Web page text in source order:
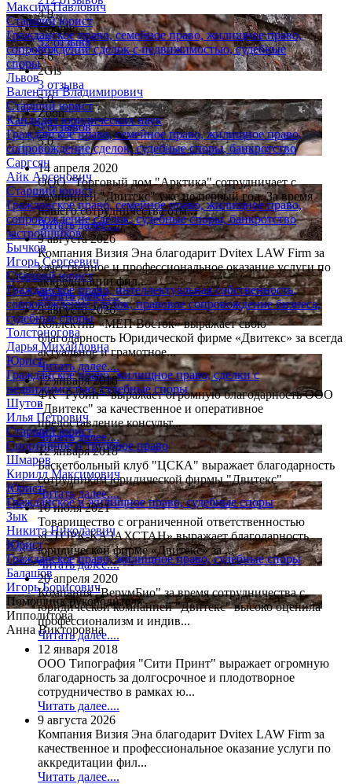
Максим Павлович
Старший юрист
Гражданское право, семейное право, жилищное право,
сопровождение сделок с недвижимостью, судебные
споры
Львов
Валентин Владимирович
Старший юрист
Кандидат юридических наук
Гражданское право, семейное право, жилищное право,
сопровождение сделок, судебные споры, банкротство
Саргсян
Айк Арсенович
Старший юрист
Гражданское право, семейное право, жилищное право,
сопровождение сделок, судебные споры, банкротство
застройщиков
Бычков
Игорь Сергеевич
Старший юрист
Гражданское право, интеллектуальная собственность,
сопровождение сделок, правовое сопровождение бизнеса,
судебные споры
Толстоногова
Дарья Михайловна
Юрист
Гражданское право, жилищное право, сделки с
недвижимостью, судебные споры
Шутов
Илья Петрович
Старший юрист
Спортивное и трудовое право
Шмаров
Кирилл Максимович
Юрист
Гражданское и жилищное право, судебные споры
Зык
Никита Николаевич
Юрист
Гражданское право, жилищное право, судебные споры
Балашов
Игорь Борисович
Помощник руководителя
Ипполитова
Анна Викторовна
4.9
Google
52 отзыва
4.6
2Gis
3 отзыва
5.0
Zoon
9 отзывов
5.0
14 апреля 2020
ООО "Торговый дом "Арктика" сотрудничает с
компанией "Двитекс" уже не первый год. За время
нашего сотрудничества отм...
Читать далее....
9 августа 2026
Компания Визия Эна благодарит Dvitex LAW Firm за
качественное и профессиональное оказание услуги по
аккредитации фил...
Читать далее....
9 августа 2026
Коллектив «МЕП Восток» выражает свою
благодарность Юридической фирме «Двитекс» за всегда
актуальное и грамотное...
Читать далее....
12 января 2018
ФК "Рубин" выражает огромную благодарность ООО
"Двитекс" за качественное и оперативное
предоставление консульт...
Читать далее....
12 января 2018
Баскетбольный клуб "ЦСКА" выражает благодарность
сотрудникам юридической фирмы "Двитекс"
Читать далее....
10 июля 2021
Товарищество с ограниченной ответственностью
«СТОРК-КАЗАХСТАН» выражает благодарность
юридической фирме «Двитекс» за ...
Читать далее....
20 апреля 2020
Компания "ВерумБио" за время сотрудничества с
юридической компанией "Двитекс" высоко оценила
профессионализм и индив...
Читать далее....
12 января 2018
ООО Типография "Сити Принт" выражает огромную
благодарность за долгосрочное и плодотворное
сотрудничество в рамках ю...
Читать далее....
9 августа 2026
Компания Визия Эна благодарит Dvitex LAW Firm за
качественное и профессиональное оказание услуги по
аккредитации фил...
Читать далее....